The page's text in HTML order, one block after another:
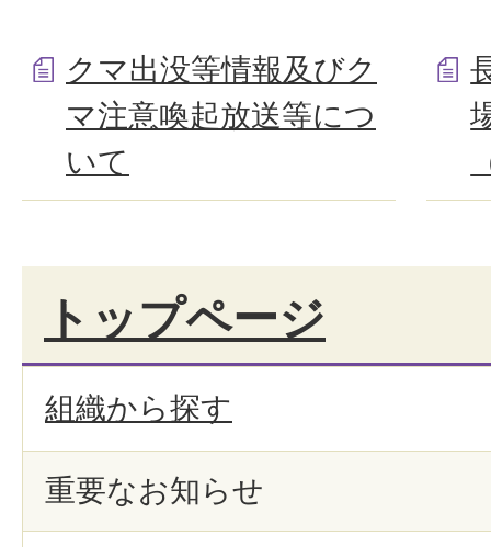
クマ出没等情報及びク
マ注意喚起放送等につ
いて
トップページ
組織から探す
重要なお知らせ